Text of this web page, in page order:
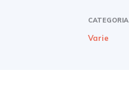
CATEGORIA
Varie